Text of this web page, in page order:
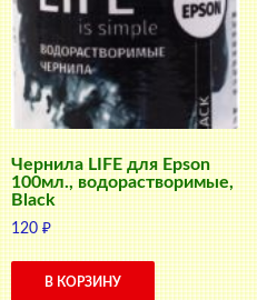
Чернила LIFE для Epson
100мл., водорастворимые,
Black
120₽
В КОРЗИНУ